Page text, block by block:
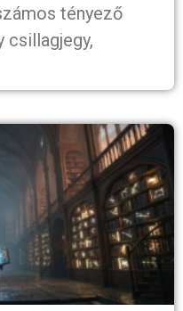
tényező
csillagjegy,